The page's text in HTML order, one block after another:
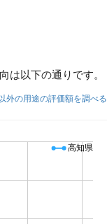
は以下の通りです。
外の用途の評価額を調べる
高知県